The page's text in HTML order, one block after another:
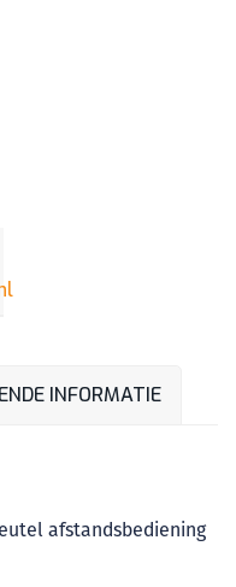
INFORMATIE
afstandsbediening